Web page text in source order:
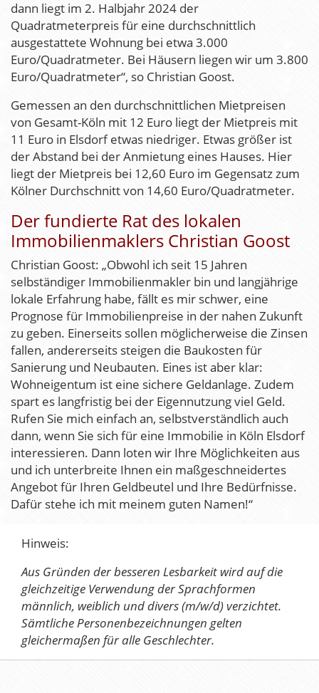
dann liegt im 2. Halbjahr 2024 der
Quadratmeterpreis für eine durchschnittlich
ausgestattete Wohnung bei etwa 3.000
Euro/Quadratmeter. Bei Häusern liegen wir um 3.800
Euro/Quadratmeter“, so Christian Goost.
Gemessen an den durchschnittlichen Mietpreisen
von Gesamt-Köln mit 12 Euro liegt der Mietpreis mit
11 Euro in Elsdorf etwas niedriger. Etwas größer ist
der Abstand bei der Anmietung eines Hauses. Hier
liegt der Mietpreis bei 12,60 Euro im Gegensatz zum
Kölner Durchschnitt von 14,60 Euro/Quadratmeter.
Der fundierte Rat des lokalen
Immobilienmaklers Christian Goost
Christian Goost: „Obwohl ich seit 15 Jahren
selbständiger Immobilienmakler bin und langjährige
lokale Erfahrung habe, fällt es mir schwer, eine
Prognose für Immobilienpreise in der nahen Zukunft
zu geben. Einerseits sollen möglicherweise die Zinsen
fallen, andererseits steigen die Baukosten für
Sanierung und Neubauten. Eines ist aber klar:
Wohneigentum ist eine sichere Geldanlage. Zudem
spart es langfristig bei der Eigennutzung viel Geld.
Rufen Sie mich einfach an, selbstverständlich auch
dann, wenn Sie sich für eine Immobilie in Köln Elsdorf
interessieren. Dann loten wir Ihre Möglichkeiten aus
und ich unterbreite Ihnen ein maßgeschneidertes
Angebot für Ihren Geldbeutel und Ihre Bedürfnisse.
Dafür stehe ich mit meinem guten Namen!“
Hinweis:
Aus Gründen der besseren Lesbarkeit wird auf die
gleichzeitige Verwendung der Sprachformen
männlich, weiblich und divers (m/w/d) verzichtet.
Sämtliche Personenbezeichnungen gelten
gleichermaßen für alle Geschlechter.